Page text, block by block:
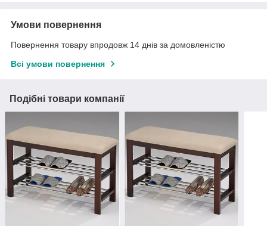
Умови повернення
Повернення товару впродовж 14 днів за домовленістю
Всі умови повернення
Подібні товари компанії